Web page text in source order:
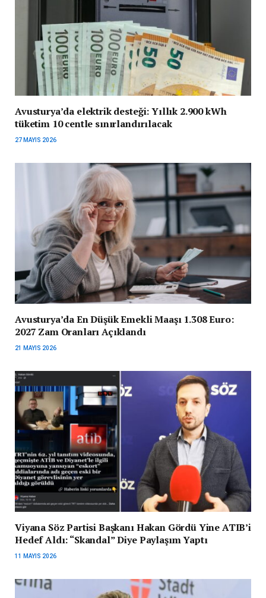
Avusturya’da elektrik desteği: Yıllık 2.900 kWh
tüketim 10 centle sınırlandırılacak
27 MAYIS 2026
Avusturya’da En Düşük Emekli Maaşı 1.308 Euro:
2027 Zam Oranları Açıklandı
21 MAYIS 2026
Viyana Söz Partisi Başkanı Hakan Gördü Yine ATIB’i
Hedef Aldı: “Skandal” Diye Paylaşım Yaptı
11 MAYIS 2026